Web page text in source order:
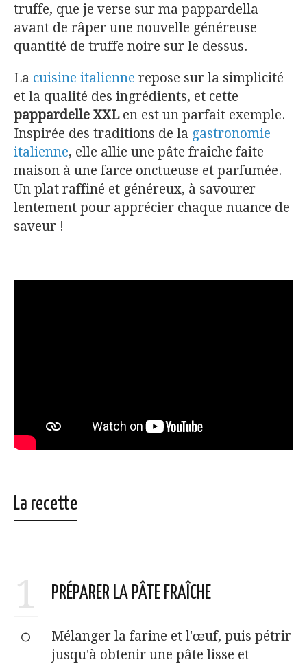
truffe, que je verse sur ma pappardella
avant de râper une nouvelle généreuse
quantité de truffe noire sur le dessus.
La cuisine italienne repose sur la simplicité
et la qualité des ingrédients, et cette
pappardelle XXLen est un parfait exemple.
Inspirée des traditions de la gastronomie
italienne, elle allie une pâte fraîche faite
maison à une farce onctueuse et parfumée.
Un plat raffiné et généreux, à savourer
lentement pour apprécier chaque nuance de
saveur !
La recette
1 PRÉPARER LA PÂTE FRAÎCHE
Mélanger la farine et l'œuf, puis pétrir
jusqu'à obtenir une pâte lisse et